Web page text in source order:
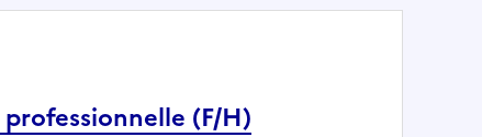
(F/H)